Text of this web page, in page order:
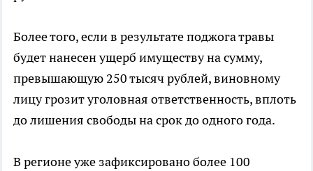
Более того, если в результате поджога травы
будет нанесен ущерб имуществу на сумму,
превышающую 250 тысяч рублей, виновному
лицу грозит уголовная ответственность, вплоть
до лишения свободы на срок до одного года.
В регионе уже зафиксировано более 100